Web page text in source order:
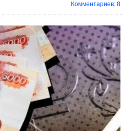
Комментариев: 8